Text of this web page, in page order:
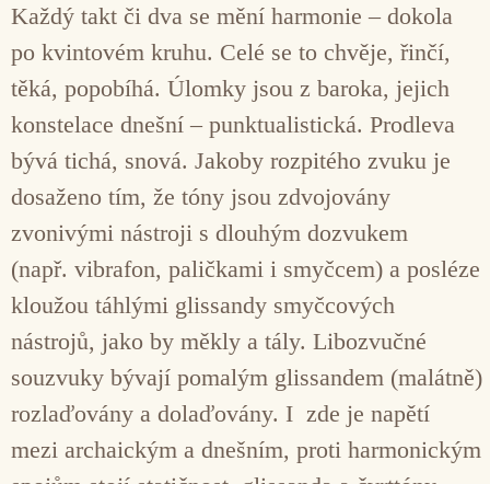
Každý takt či dva se mění harmonie – dokola
po kvintovém kruhu. Celé se to chvěje, řinčí,
těká, popobíhá. Úlomky jsou z baroka, jejich
konstelace dnešní – punktualistická. Prodleva
bývá tichá, snová. Jakoby rozpitého zvuku je
dosaženo tím, že tóny jsou zdvojovány
zvonivými nástroji s dlouhým dozvukem
(např. vibrafon, paličkami i smyčcem) a posléze
kloužou táhlými glissandy smyčcových
nástrojů, jako by měkly a tály. Libozvučné
souzvuky bývají pomalým glissandem (malátně)
rozlaďovány a dolaďovány. I zde je napětí
mezi archaickým a dnešním, proti harmonickým